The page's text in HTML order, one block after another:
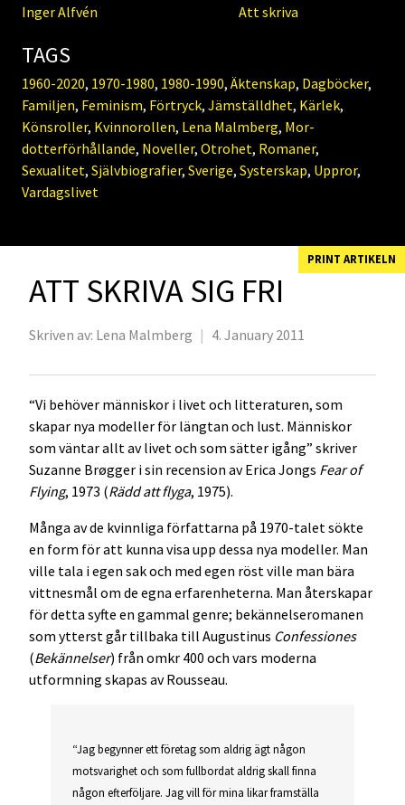
Inger Alfvén
Att skriva
TAGS
1960-2020, 1970-1980, 1980-1990, Äktenskap, Dagböcker,
Familjen, Feminism, Förtryck, Jämställdhet, Kärlek,
Könsroller, Kvinnorollen, Lena Malmberg, Mor-
dotterförhållande, Noveller, Otrohet, Romaner,
Sexualitet, Självbiografier, Sverige, Systerskap, Uppror,
Vardagslivet
PRINT ARTIKELN
ATT SKRIVA SIG FRI
Skriven av: Lena Malmberg | 4. January 2011
“Vi behöver människor i livet och litteraturen, som
skapar nya modeller för längtan och lust. Människor
som väntar allt av livet och som sätter igång” skriver
Suzanne Brøgger i sin recension av Erica Jongs Fear of
Flying, 1973 (Rädd att flyga, 1975).
Många av de kvinnliga författarna på 1970-talet sökte
en form för att kunna visa upp dessa nya modeller. Man
ville tala i egen sak och med egen röst ville man bära
vittnesmål om de egna erfarenheterna. Man återskapar
för detta syfte en gammal genre; bekännelseromanen
som ytterst går tillbaka till Augustinus Confessiones
(Bekännelser) från omkr 400 och vars moderna
utformning skapas av Rousseau.
“Jag begynner ett företag som aldrig ägt någon
motsvarighet och som fullbordat aldrig skall finna
någon efterföljare. Jag vill för mina likar framställa